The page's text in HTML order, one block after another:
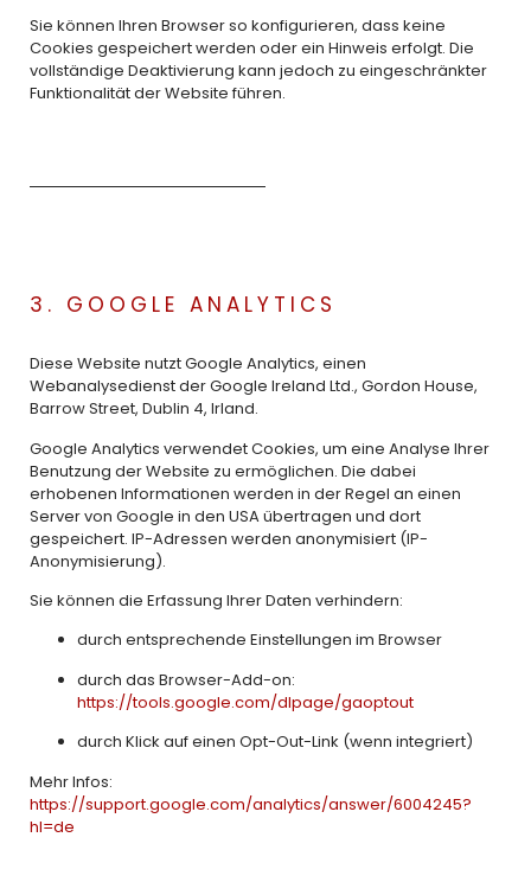
Sie können Ihren Browser so konfigurieren, dass keine
Cookies gespeichert werden oder ein Hinweis erfolgt. Die
vollständige Deaktivierung kann jedoch zu eingeschränkter
Funktionalität der Website führen.
3. GOOGLE ANALYTICS
Diese Website nutzt Google Analytics, einen
Webanalysedienst der Google Ireland Ltd., Gordon House,
Barrow Street, Dublin 4, Irland.
Google Analytics verwendet Cookies, um eine Analyse Ihrer
Benutzung der Website zu ermöglichen. Die dabei
erhobenen Informationen werden in der Regel an einen
Server von Google in den USA übertragen und dort
gespeichert. IP-Adressen werden anonymisiert (IP-
Anonymisierung).
Sie können die Erfassung Ihrer Daten verhindern:
durch entsprechende Einstellungen im Browser
durch das Browser-Add-on:
https://tools.google.com/dlpage/gaoptout
durch Klick auf einen Opt-Out-Link (wenn integriert)
Mehr Infos:
https://support.google.com/analytics/answer/6004245?
hl=de